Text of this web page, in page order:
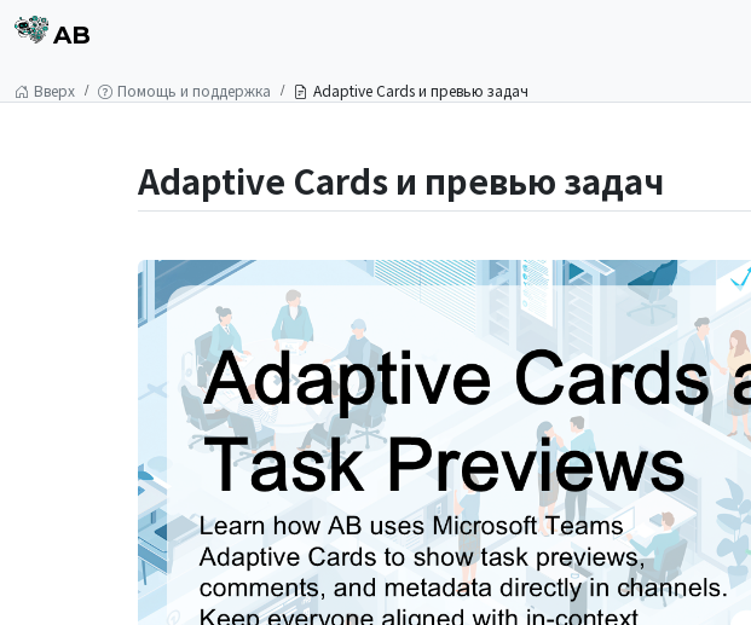
AB
Вверх Помощь и поддержка Adaptive Cards и превью задач
Adaptive Cards и превью задач